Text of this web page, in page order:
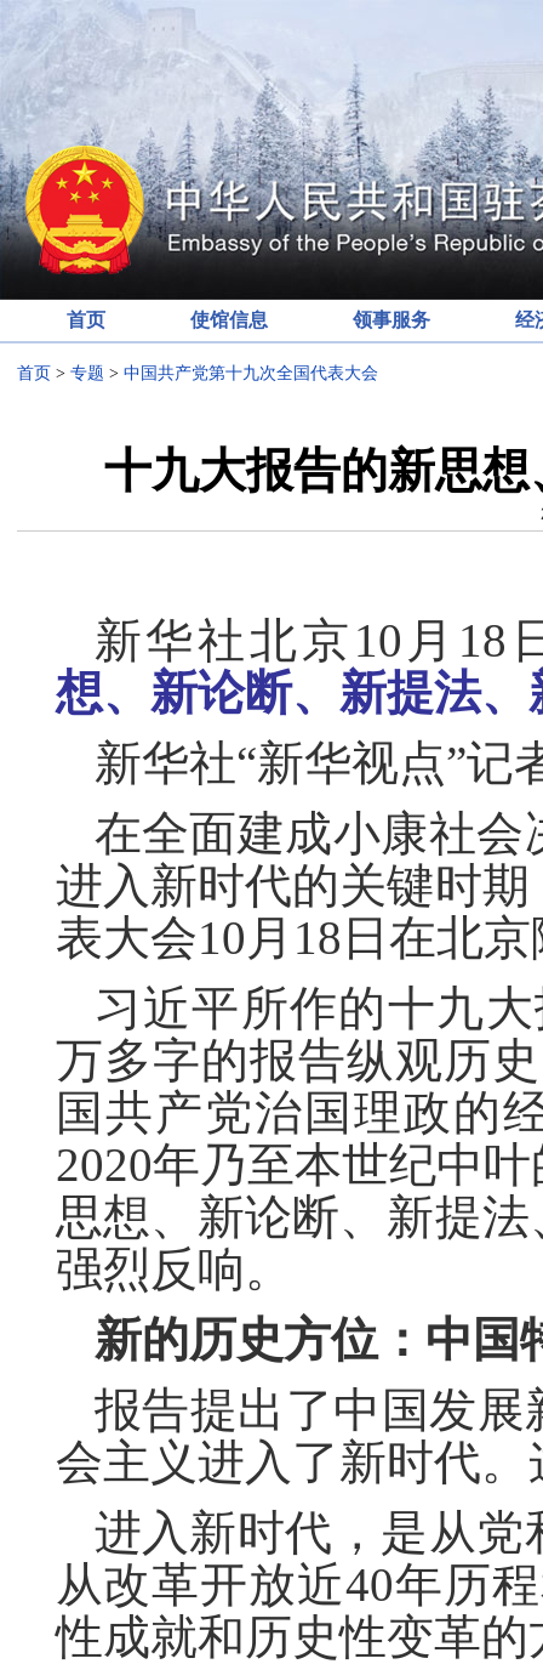
首页 使馆信息 领事服务 经
首页 > 专题 > 中国共产党第十九次全国代表大会
十九大报告的新思
新华社北京10月18
想、新论断、新提法、
新华社“新华视点”记
在全面建成小康社
进入新时代的关键时
表大会10月18日在北
习近平所作的十九
万多字的报告纵观历
国共产党治国理政的
2020年乃至本世纪中
思想、新论断、新提
强烈反响。
新的历史方位：中国
报告提出了中国发
会主义进入了新时代
进入新时代，是从
从改革开放近40年历
性成就和历史性变革